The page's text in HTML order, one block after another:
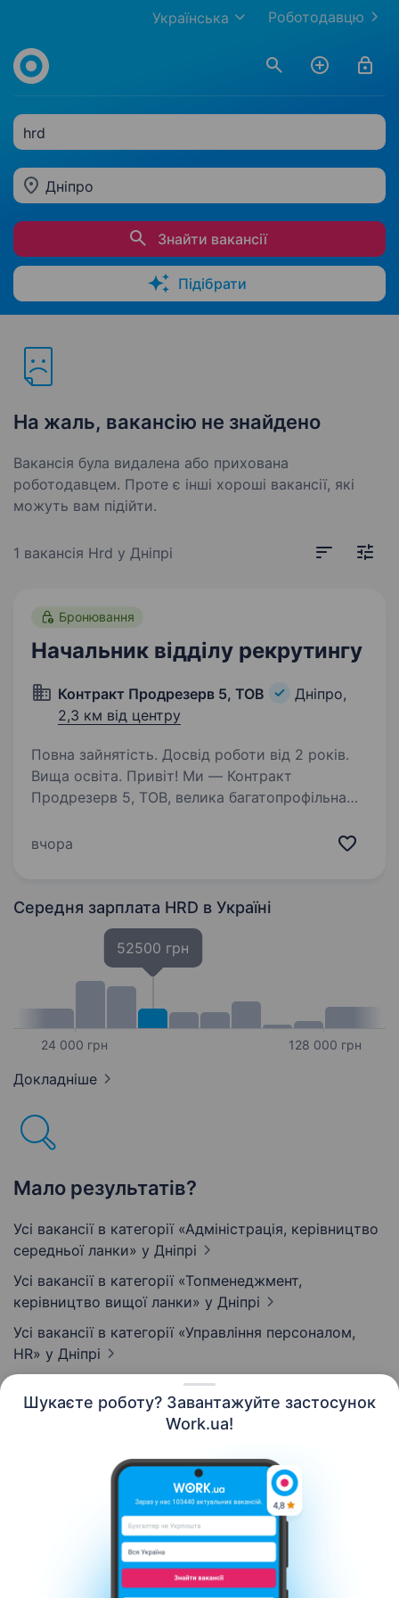
Шукаєте роботу? Завантажуйте застосунок
Work.ua!
Роботодавцю
Українська
hrd
Дніпро
Знайти вакансії
Підібрати
На жаль, вакансію не знайдено
Вакансія була видалена або прихована
роботодавцем. Проте є інші хороші вакансії, які
можуть вам підійти.
1 вакансія Hrd у Дніпрі
Бронювання
Начальник відділу рекрутингу
Контракт Продрезерв 5, ТОВ
Дніпро,
2,3 км від центру
Повна зайнятість. Досвід роботи від 2 років.
Вища освіта. Привіт! Ми — Контракт
Продрезерв 5, ТОВ, велика багатопрофільна
сферах: мережа їдалень і ресторанів, власне
вчора
Середня зарплата HRD в Україні
24 000 грн
52500 грн
128 000 грн
Докладніше
Мало результатів?
Усі вакансії в категорії «Адмiнiстрацiя, керівництво
середньої ланки» у Дніпрі
Усі вакансії в категорії «Топменеджмент,
керівництво вищої ланки» у Дніпрі
Усі вакансії в категорії «Управління персоналом,
HR» у Дніпрі
Контакти Про нас Кар’єра